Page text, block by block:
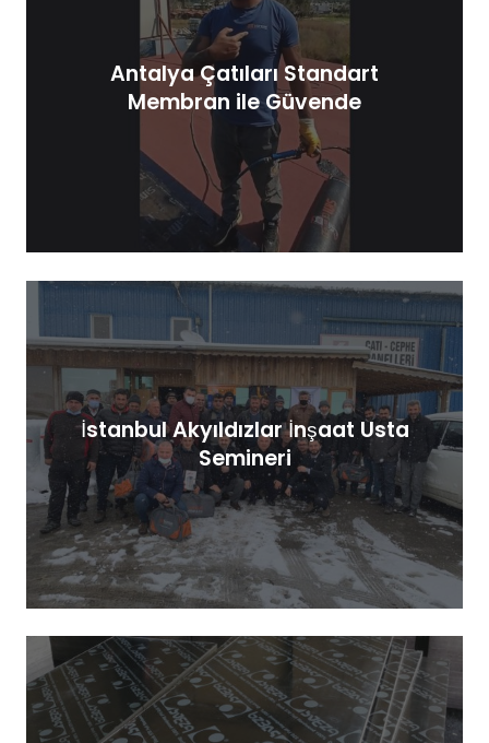
Antalya Çatıları Standart
Membran ile Güvende
İstanbul Akyıldızlar İnşaat Usta
Semineri